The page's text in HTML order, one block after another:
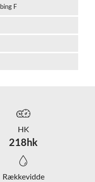
F
HK
218hk
Rækkevidde